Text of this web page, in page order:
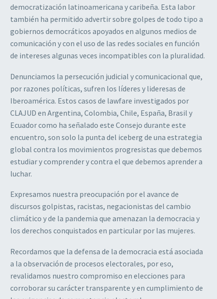
democratización latinoamericana y caribeña. Esta labor
también ha permitido advertir sobre golpes de todo tipo a
gobiernos democráticos apoyados en algunos medios de
comunicación y con el uso de las redes sociales en función
de intereses algunas veces incompatibles con la pluralidad.
Denunciamos la persecución judicial y comunicacional que,
por razones políticas, sufren los líderes y lideresas de
Iberoamérica. Estos casos de lawfare investigados por
CLAJUD en Argentina, Colombia, Chile, España, Brasil y
Ecuador como ha señalado este Consejo durante este
encuentro, son solo la punta del iceberg de una estrategia
global contra los movimientos progresistas que debemos
estudiar y comprender y contra el que debemos aprender a
luchar.
Expresamos nuestra preocupación por el avance de
discursos golpistas, racistas, negacionistas del cambio
climático y de la pandemia que amenazan la democracia y
los derechos conquistados en particular por las mujeres.
Recordamos que la defensa de la democracia está asociada
a la observación de procesos electorales, por eso,
revalidamos nuestro compromiso en elecciones para
corroborar su carácter transparente y en cumplimiento de